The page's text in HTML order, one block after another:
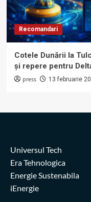
Recomandari
Cotele Dunării la
și repere pentru
press 13 februarie
Universul Tech
Era Tehnologica
Energie Sustenabila
iEnergie